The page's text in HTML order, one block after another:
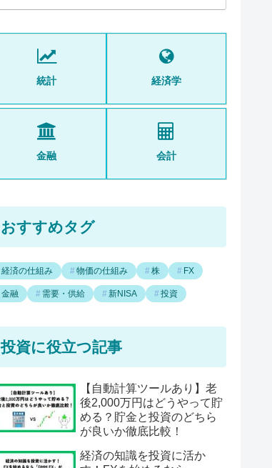
統計 経済学
金融 会計
おすすめタグ
経済の仕組み 物価の仕組み 株 FX
金融 需要・供給 新NISA 投資
投資に役立つ記事
【自動計算ツールあり】老
後2,000万円はどうやって貯
める？貯金と投資のどちら
が良いか徹底比較！
経済の知識を投資に活か